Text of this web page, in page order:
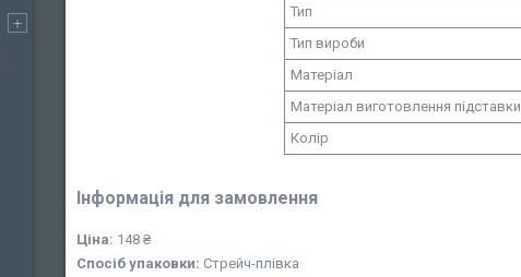
Тип
Тип вироби
Матеріал
Матеріал виготовлення підставки
Колір
Інформація для замовлення
Ціна: 148 ₴
Спосіб упаковки: Стрейч-плівка